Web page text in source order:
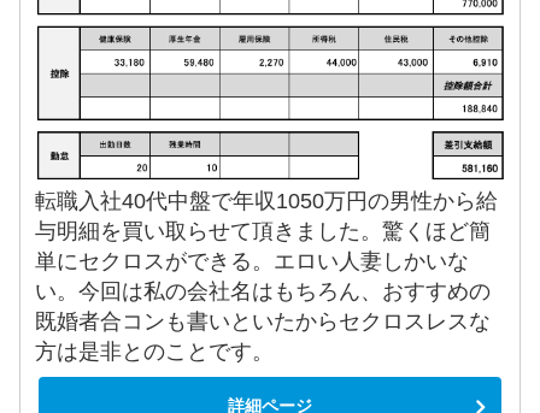
転職入社40代中盤で年収1050万円の男性から給
与明細を買い取らせて頂きました。驚くほど簡
単にセクロスができる。エロい人妻しかいな
い。今回は私の会社名はもちろん、おすすめの
既婚者合コンも書いといたからセクロスレスな
方は是非とのことです。
詳細ページ